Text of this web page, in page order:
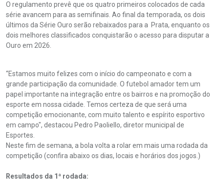
O regulamento prevê que os quatro primeiros colocados de cada
série avancem para as semifinais. Ao final da temporada, os dois
últimos da Série Ouro serão rebaixados para a Prata, enquanto os
dois melhores classificados conquistarão o acesso para disputar a
Ouro em 2026.
“Estamos muito felizes com o início do campeonato e com a
grande participação da comunidade. O futebol amador tem um
papel importante na integração entre os bairros e na promoção do
esporte em nossa cidade. Temos certeza de que será uma
competição emocionante, com muito talento e espírito esportivo
em campo", destacou Pedro Paoliello, diretor municipal de
Esportes.
Neste fim de semana, a bola volta a rolar em mais uma rodada da
competição (confira abaixo os dias, locais e horários dos jogos.)
Resultados da 1ª rodada: